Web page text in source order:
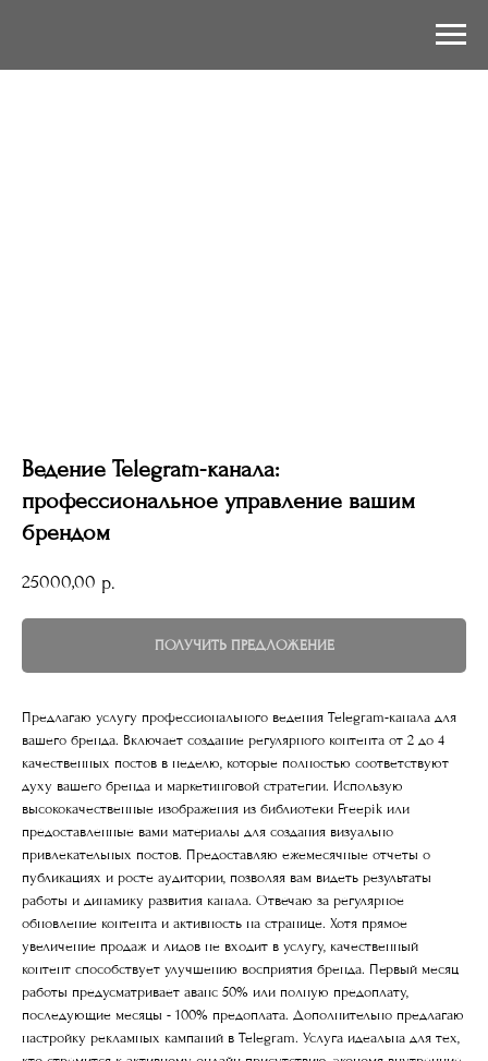
Ведение Telegram-канала:
профессиональное управление вашим
брендом
25000,00 р.
ПОЛУЧИТЬ ПРЕДЛОЖЕНИЕ
Предлагаю услугу профессионального ведения Telegram-канала для
вашего бренда. Включает создание регулярного контента от 2 до 4
качественных постов в неделю, которые полностью соответствуют
духу вашего бренда и маркетинговой стратегии. Использую
высококачественные изображения из библиотеки Freepik или
предоставленные вами материалы для создания визуально
привлекательных постов. Предоставляю ежемесячные отчеты о
публикациях и росте аудитории, позволяя вам видеть результаты
работы и динамику развития канала. Отвечаю за регулярное
обновление контента и активность на странице. Хотя прямое
увеличение продаж и лидов не входит в услугу, качественный
контент способствует улучшению восприятия бренда. Первый месяц
работы предусматривает аванс 50% или полную предоплату,
последующие месяцы - 100% предоплата. Дополнительно предлагаю
настройку рекламных кампаний в Telegram. Услуга идеальна для тех,